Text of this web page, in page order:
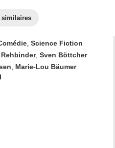
similaires
Science Fiction
Rehbinder, Sven Böttcher
Marie-Lou Bäumer